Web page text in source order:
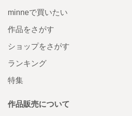
minneで買いたい
作品をさがす
ショップをさがす
ランキング
特集
作品販売について